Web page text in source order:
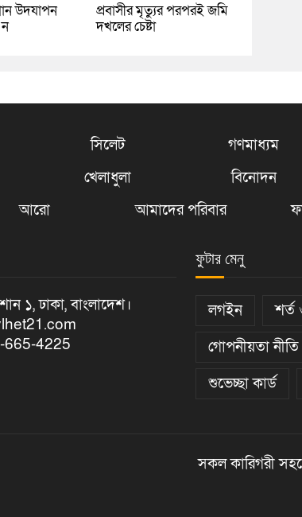
উদযাপন
প্রবাসীর মৃত্যুর পরপরই জমি
দখলের চেষ্টা
সিলেট গণমাধ্যম
খেলাধুলা বিনোদন
আরো আমাদের পরিবার
১, ঢাকা, বাংলাদেশ।
665-4225
ফুটার মেনু
লগইন
শর্ত
গোপনীয়তা নীতি
শুভেচ্ছা কার্ড
সকল কারিগরী